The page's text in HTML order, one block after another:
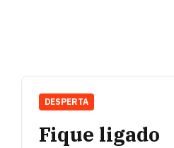
Fique ligado
DESPERTA